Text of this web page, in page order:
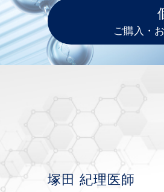
ご購入・
塚田 紀理医師